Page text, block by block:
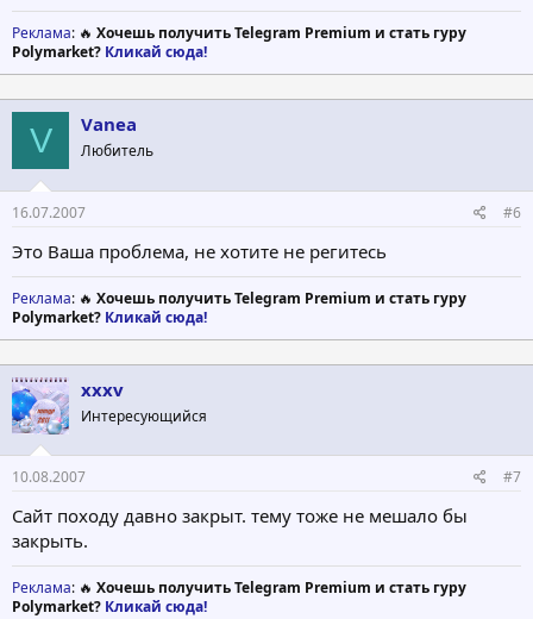
Реклама: 🔥 Хочешь получить Telegram Premium и стать гуру
Polymarket? Кликай сюда!
V Vanea
Любитель
16.07.2007 #6
Это Ваша проблема, не хотите не регитесь
Реклама: 🔥 Хочешь получить Telegram Premium и стать гуру
Polymarket? Кликай сюда!
xxxv
Интересующийся
10.08.2007 #7
Сайт походу давно закрыт. тему тоже не мешало бы
закрыть.
Реклама: 🔥 Хочешь получить Telegram Premium и стать гуру
Polymarket? Кликай сюда!